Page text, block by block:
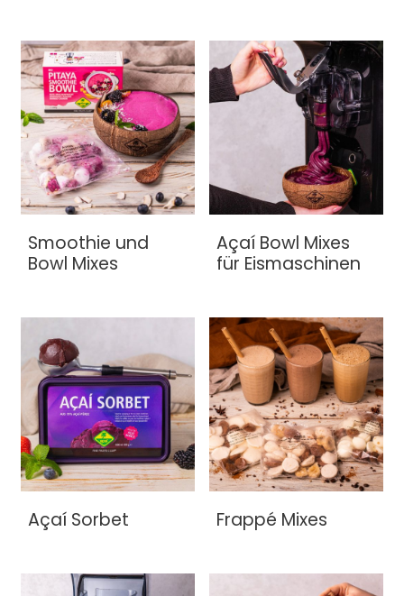
Smoothie und
Bowl Mixes
Açaí Bowl Mixes
für Eismaschinen
Açaí Sorbet Frappé Mixes